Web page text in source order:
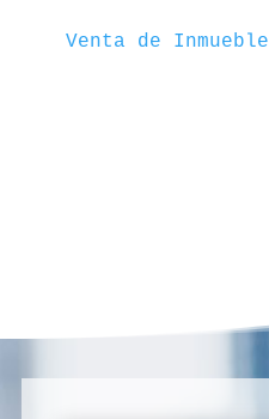
Venta de Inmueble